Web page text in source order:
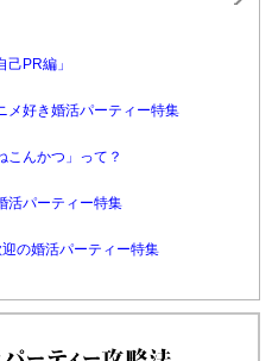
PR編」
メ好き婚活パーティー特集
こんかつ」って？
活パーティー特集
の婚活パーティー特集